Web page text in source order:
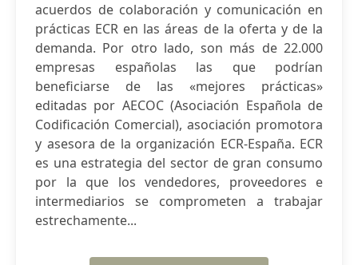
acuerdos de colaboración y comunicación en
prácticas ECR en las áreas de la oferta y de la
demanda. Por otro lado, son más de 22.000
empresas españolas las que podrían
beneficiarse de las «mejores prácticas»
editadas por AECOC (Asociación Española de
Codificación Comercial), asociación promotora
y asesora de la organización ECR-España. ECR
es una estrategia del sector de gran consumo
por la que los vendedores, proveedores e
intermediarios se comprometen a trabajar
estrechamente...